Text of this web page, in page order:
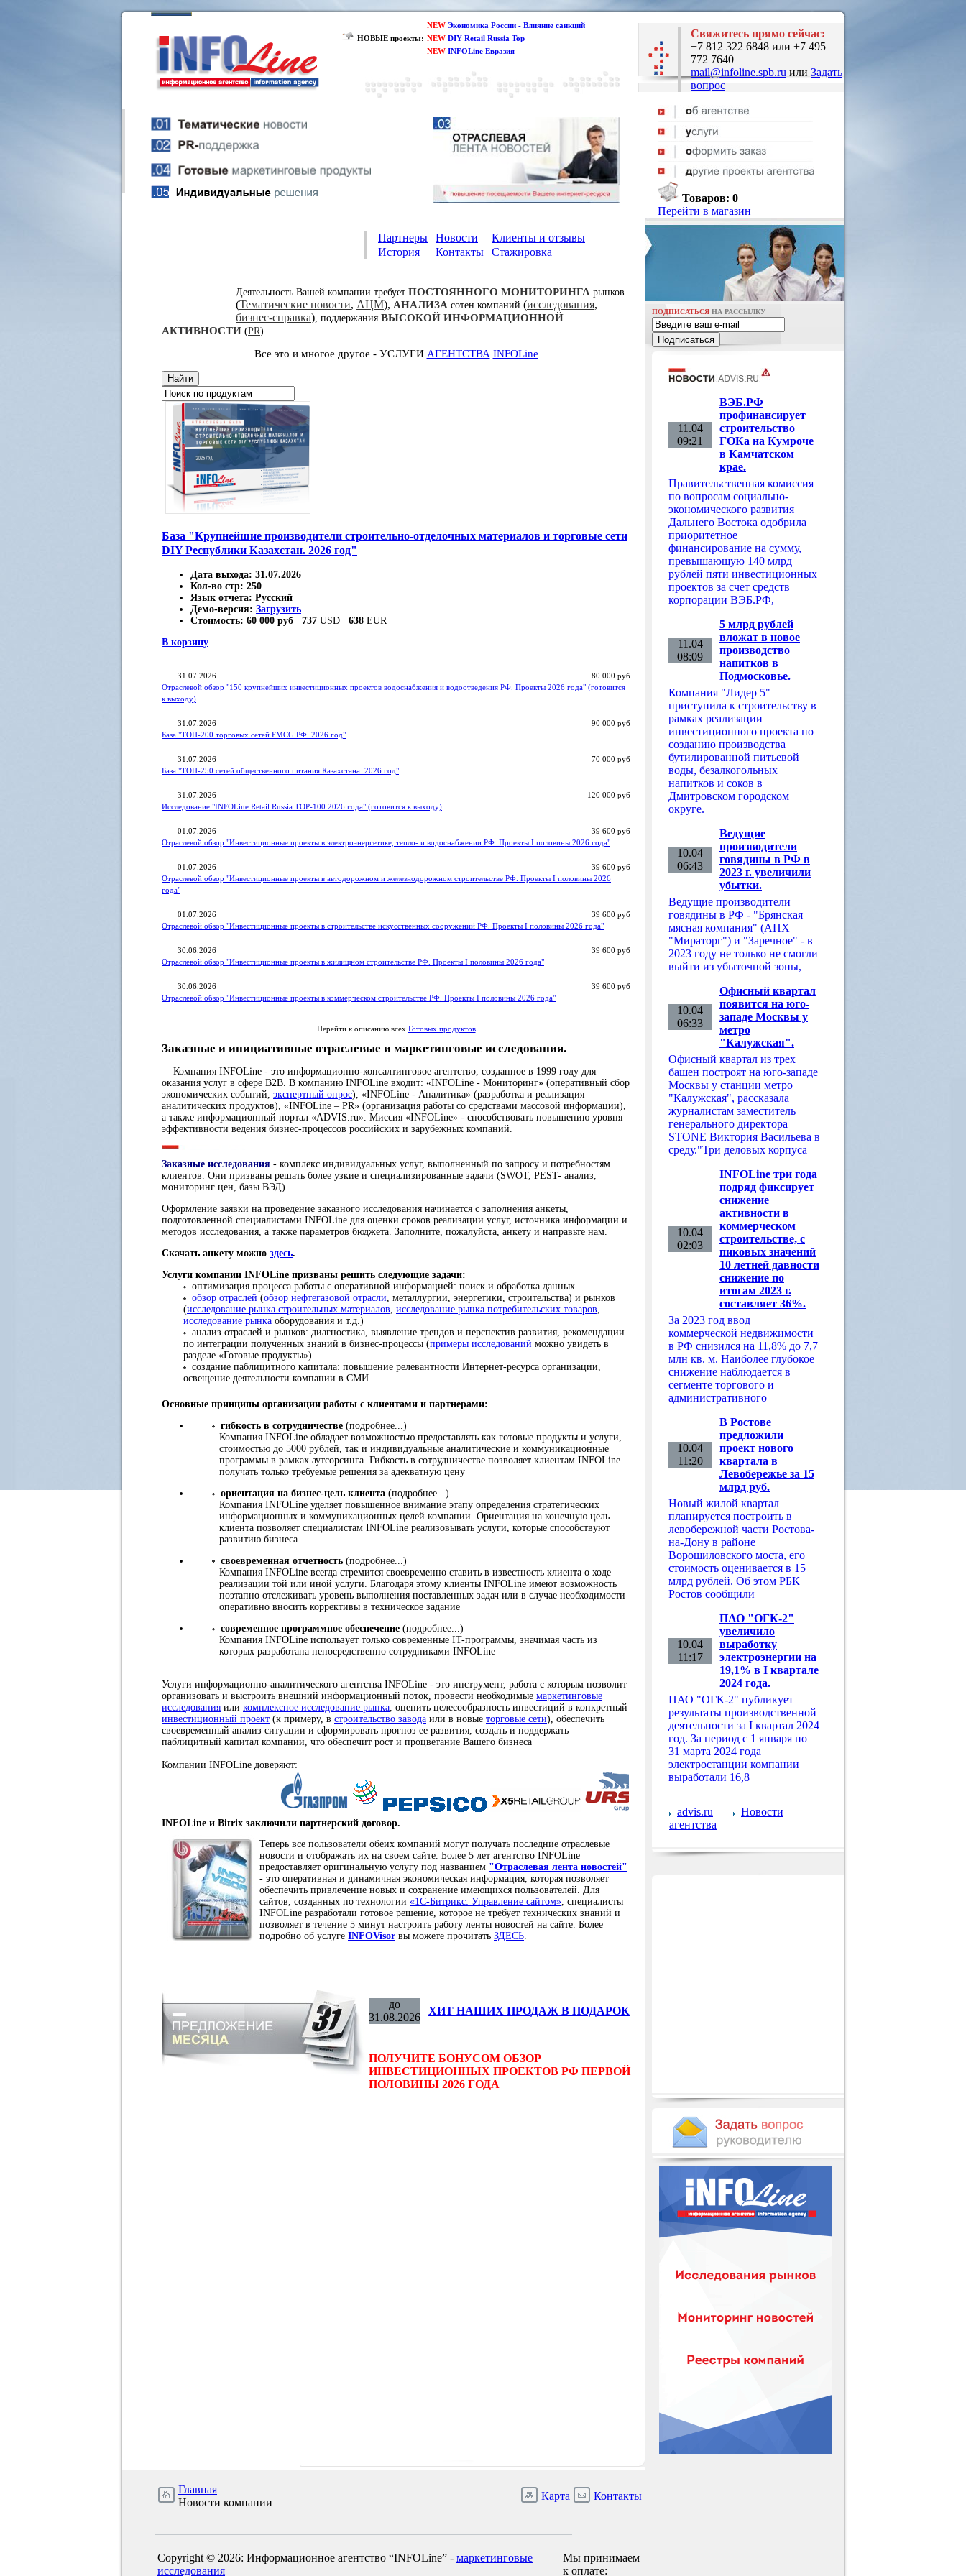
НОВЫЕ проекты:
NEW Экономика России - Влияние санкций
NEW DIY Retail Russia Top
NEW INFOLine Евразия
Свяжитесь прямо сейчас:
+7 812 322 6848 или +7 495
772 7640
mail@infoline.spb.ru или Задать
вопрос
Товаров: 0
Перейти в магазин
Партнеры Новости
Клиенты и отзывы
История
Контакты Стажировка
Деятельность Вашей компании требует ПОСТОЯННОГО МОНИТОРИНГА рынков
(Тематические новости, АЦМ), АНАЛИЗА сотен компаний (исследования,
бизнес-справка), поддержания ВЫСОКОЙ ИНФОРМАЦИОННОЙ
АКТИВНОСТИ (PR).
Все это и многое другое - УСЛУГИ АГЕНТСТВА INFOLine
База "Крупнейшие производители строительно-отделочных материалов и торговые сети
DIY Республики Казахстан. 2026 год"
Дата выхода: 31.07.2026
Кол-во стр: 250
Язык отчета: Русский
Демо-версия: Загрузить
Стоимость: 60 000 руб 737 USD 638 EUR
В корзину
31.07.2026
80 000 руб
Отраслевой обзор "150 крупнейших инвестиционных проектов водоснабжения и водоотведения РФ. Проекты 2026 года" (готовится
к выходу)
31.07.2026
90 000 руб
База "ТОП-200 торговых сетей FMCG РФ. 2026 год"
31.07.2026
70 000 руб
База "ТОП-250 сетей общественного питания Казахстана. 2026 год"
31.07.2026
120 000 руб
Исследование "INFOLine Retail Russia ТOP-100 2026 года" (готовится к выходу)
01.07.2026
39 600 руб
Отраслевой обзор "Инвестиционные проекты в электроэнергетике, тепло- и водоснабжении РФ. Проекты I половины 2026 года"
01.07.2026
39 600 руб
Отраслевой обзор "Инвестиционные проекты в автодорожном и железнодорожном строительстве РФ. Проекты I половины 2026
года"
01.07.2026
39 600 руб
Отраслевой обзор "Инвестиционные проекты в строительстве искусственных сооружений РФ. Проекты I половины 2026 года"
30.06.2026
39 600 руб
Отраслевой обзор "Инвестиционные проекты в жилищном строительстве РФ. Проекты I половины 2026 года"
30.06.2026
39 600 руб
Отраслевой обзор "Инвестиционные проекты в коммерческом строительстве РФ. Проекты I половины 2026 года"
Перейти к описанию всех Готовых продуктов
Заказные и инициативные отраслевые и маркетинговые исследования.
Компания INFOLine - это информационно-консалтинговое агентство, созданное в 1999 году для
оказания услуг в сфере B2B. В компанию INFOLine входит: «INFOLine - Мониторинг» (оперативный сбор
экономических событий, экспертный опрос), «INFOLine - Аналитика» (разработка и реализация
аналитических продуктов), «INFOLine – PR» (организация работы со средствами массовой информации),
а также информационный портал «ADVIS.ru». Миссия «INFOLine» - способствовать повышению уровня
эффективности ведения бизнес-процессов российских и зарубежных компаний.
Заказные исследования - комплекс индивидуальных услуг, выполненный по запросу и потребностям
клиентов. Они призваны решать более узкие и специализированные задачи (SWOT, PEST- анализ,
мониторинг цен, базы ВЭД).
Оформление заявки на проведение заказного исследования начинается с заполнения анкеты,
подготовленной специалистами INFOLine для оценки сроков реализации услуг, источника информации и
методов исследования, а также параметров бюджета. Заполните, пожалуйста, анкету и направьте нам.
Скачать анкету можно здесь.
Услуги компании INFOLine призваны решить следующие задачи:
оптимизация процесса работы с оперативной информацией: поиск и обработка данных
обзор отраслей (обзор нефтегазовой отрасли , металлургии, энергетики, строительства) и рынков
(исследование рынка строительных материалов исследование рынка потребительских товаров
исследование рынка оборудования и т.д.)
анализ отраслей и рынков: диагностика, выявление трендов и перспектив развития, рекомендации
по интеграции полученных знаний в бизнес-процессы (примеры исследований можно увидеть в
разделе «Готовые продукты»)
создание паблицитного капитала: повышение релевантности Интернет-ресурса организации,
освещение деятельности компании в СМИ
Основные принципы организации работы с клиентами и партнерами:
гибкость в сотрудничестве (подробнее...)
Компания INFOLine обладает возможностью предоставлять как готовые продукты и услуги,
стоимостью до 5000 рублей, так и индивидуальные аналитические и коммуникационные
программы в рамках аутсорсинга. Гибкость в сотрудничестве позволяет клиентам INFOLine
получать только требуемые решения за адекватную цену
ориентация на бизнес-цель клиента (подробнее...)
Компания INFOLine уделяет повышенное внимание этапу определения стратегических
информационных и коммуникационных целей компании. Ориентация на конечную цель
клиента позволяет специалистам INFOLine реализовывать услуги, которые способствуют
развитию бизнеса
своевременная отчетность (подробнее...)
Компания INFOLine всегда стремится своевременно ставить в известность клиента о ходе
реализации той или иной услуги. Благодаря этому клиенты INFOLine имеют возможность
поэтапно отслеживать уровень выполнения поставленных задач или в случае необходимости
оперативно вносить коррективы в техническое задание
современное программное обеспечение (подробнее...)
Компания INFOLine использует только современные IT-программы, значимая часть из
которых разработана непосредственно сотрудниками INFOLine
Услуги информационно-аналитического агентства INFOLine - это инструмент, работа с которым позволит
организовать и выстроить внешний информационный поток, провести необходимые маркетинговые
исследования или комплексное исследование рынка , оценить целесообразность инвестиций в конкретный
инвестиционный проект (к примеру, в строительство завода или в новые торговые сети), обеспечить
своевременный анализ ситуации и сформировать прогноз ее развития, создать и поддержать
паблицитный капитал компании, что обеспечит рост и процветание Вашего бизнеса
Компании INFOLine доверяют:
INFOLine и Bitrix заключили партнерский договор.
Теперь все пользователи обеих компаний могут получать последние отраслевые
новости и отображать их на своем сайте. Более 5 лет агентство INFOLine
предоставляет оригинальную услугу под названием "Отраслевая лента новостей"
- это оперативная и динамичная экономическая информация, которая позволяет
обеспечить привлечение новых и сохранение имеющихся пользователей. Для
сайтов, созданных по технологии «1C-Битрикс: Управление сайтом» , специалисты
INFOLine разработали готовое решение, которое не требует технических знаний и
позволяет в течение 5 минут настроить работу ленты новостей на сайте. Более
подробно об услуге INFOVisor вы можете прочитать ЗДЕСЬ
до
31.08.2026
ХИТ НАШИХ ПРОДАЖ В ПОДАРОК
ПОЛУЧИТЕ БОНУСОМ ОБЗОР
ИНВЕСТИЦИОННЫХ ПРОЕКТОВ РФ ПЕРВОЙ
ПОЛОВИНЫ 2026 ГОДА
ПОДПИСАТЬСЯ НА РАССЫЛКУ
11.04
09:21
ВЭБ.РФ
профинансирует
строительство
ГОКа на Кумроче
в Камчатском
крае.
Правительственная комиссия
по вопросам социально-
экономического развития
Дальнего Востока одобрила
приоритетное
финансирование на сумму,
превышающую 140 млрд
рублей пяти инвестиционных
проектов за счет средств
корпорации ВЭБ.РФ,
11.04
08:09
5 млрд рублей
вложат в новое
производство
напитков в
Подмосковье.
Компания "Лидер 5"
приступила к строительству в
рамках реализации
инвестиционного проекта по
созданию производства
бутилированной питьевой
воды, безалкогольных
напитков и соков в
Дмитровском городском
округе.
10.04
06:43
Ведущие
производители
говядины в РФ в
2023 г. увеличили
убытки.
Ведущие производители
говядины в РФ - "Брянская
мясная компания" (АПХ
"Мираторг") и "Заречное" - в
2023 году не только не смогли
выйти из убыточной зоны,
10.04
06:33
Офисный квартал
появится на юго-
западе Москвы у
метро
"Калужская".
Офисный квартал из трех
башен построят на юго-западе
Москвы у станции метро
"Калужская", рассказала
журналистам заместитель
генерального директора
STONE Виктория Васильева в
среду."Три деловых корпуса
10.04
02:03
INFOLine три года
подряд фиксирует
снижение
активности в
коммерческом
строительстве, с
пиковых значений
10 летней давности
снижение по
итогам 2023 г.
составляет 36%.
За 2023 год ввод
коммерческой недвижимости
в РФ снизился на 11,8% до 7,7
млн кв. м. Наиболее глубокое
снижение наблюдается в
сегменте торгового и
административного
10.04
11:20
В Ростове
предложили
проект нового
квартала в
Левобережье за 15
млрд руб.
Новый жилой квартал
планируется построить в
левобережной части Ростова-
на-Дону в районе
Ворошиловского моста, его
стоимость оценивается в 15
млрд рублей. Об этом РБК
Ростов сообщили
10.04
11:17
ПАО "ОГК-2"
увеличило
выработку
электроэнергии на
19,1% в I квартале
2024 года.
ПАО "ОГК-2" публикует
результаты производственной
деятельности за I квартал 2024
год. За период с 1 января по
31 марта 2024 года
электростанции компании
выработали 16,8
advis.ru
Новости
агентства
Главная
Новости компании
Карта Контакты
Copyright © 2026: Информационное агентство “INFOLine” - маркетинговые
исследования
Мы принимаем
к оплате: